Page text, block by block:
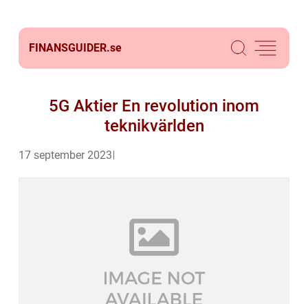
FINANSGUIDER.se
5G Aktier En revolution inom
teknikvärlden
17 september 2023